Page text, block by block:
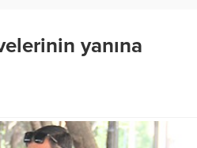
yanına